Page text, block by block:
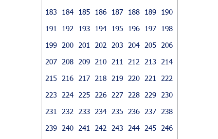
183
184 185 186 187 188 189
190
191
192 193 194 195 196 197
198
199
200 201 202 203 204 205
206
207
208 209 210 211 212 213
214
215
216 217 218 219 220 221
222
223
224 225 226 227 228 229
230
231
232 233 234 235 236 237
238
239
240 241 242 243 244 245
246